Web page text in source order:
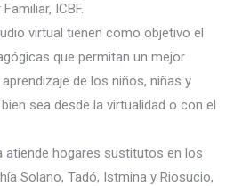
ICBF.
virtual tienen como objetivo el
que permitan un mejor
de los niños, niñas y
sea desde la virtualidad o con el
atiende hogares sustitutos en los
Solano, Tadó, Istmina y Riosucio,